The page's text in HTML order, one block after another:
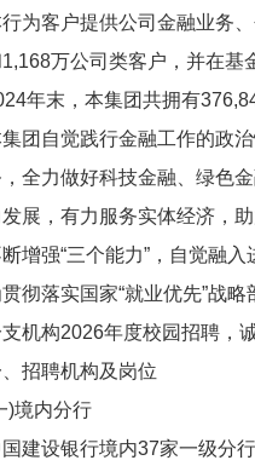
客户提供公司金融业务、
万公司类客户，并在基
年末，本集团共拥有
自觉践行金融工作的政治
全力做好科技金融、绿色
展，有力服务实体经济，
增强“三个能力”，自觉融
落实国家“就业优先”战略
机构2026年度校园招聘，
聘机构及岗位
内分行
设银行境内37家一级分行